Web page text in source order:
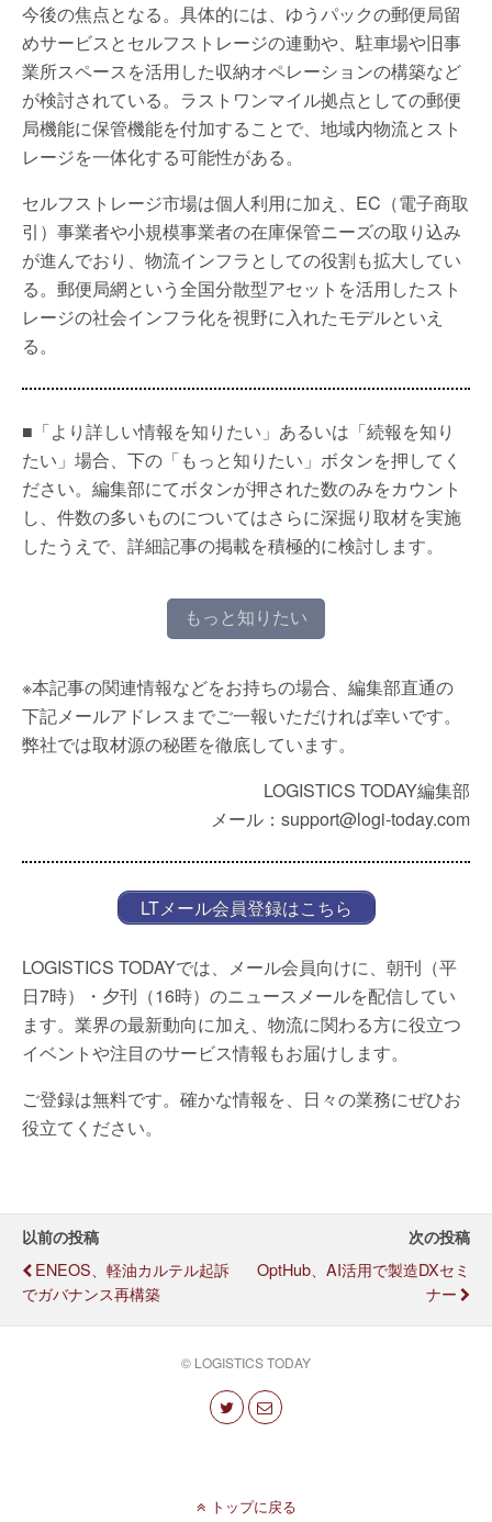
今後の焦点となる。具体的には、ゆうパックの郵便局留
めサービスとセルフストレージの連動や、駐車場や旧事
業所スペースを活用した収納オペレーションの構築など
が検討されている。ラストワンマイル拠点としての郵便
局機能に保管機能を付加することで、地域内物流とスト
レージを一体化する可能性がある。
セルフストレージ市場は個人利用に加え、EC（電子商取
引）事業者や小規模事業者の在庫保管ニーズの取り込み
が進んでおり、物流インフラとしての役割も拡大してい
る。郵便局網という全国分散型アセットを活用したスト
レージの社会インフラ化を視野に入れたモデルといえ
る。
■「より詳しい情報を知りたい」あるいは「続報を知り
たい」場合、下の「もっと知りたい」ボタンを押してく
ださい。編集部にてボタンが押された数のみをカウント
し、件数の多いものについてはさらに深掘り取材を実施
したうえで、詳細記事の掲載を積極的に検討します。
もっと知りたい
※本記事の関連情報などをお持ちの場合、編集部直通の
下記メールアドレスまでご一報いただければ幸いです。
弊社では取材源の秘匿を徹底しています。
LOGISTICS TODAY編集部
メール：support@logi-today.com
LTメール会員登録はこちら
LOGISTICS TODAYでは、メール会員向けに、朝刊（平
日7時）・夕刊（16時）のニュースメールを配信してい
ます。業界の最新動向に加え、物流に関わる方に役立つ
イベントや注目のサービス情報もお届けします。
ご登録は無料です。確かな情報を、日々の業務にぜひお
役立てください。
以前の投稿
ENEOS、軽油カルテル起訴
でガバナンス再構築
次の投稿
OptHub、AI活用で製造DXセミ
ナー
© LOGISTICS TODAY
トップに戻る